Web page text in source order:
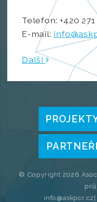
Telefon: +420
E-mail:
Další
PARTNEŘI
© Copyright 2026
info@askpcr.cz